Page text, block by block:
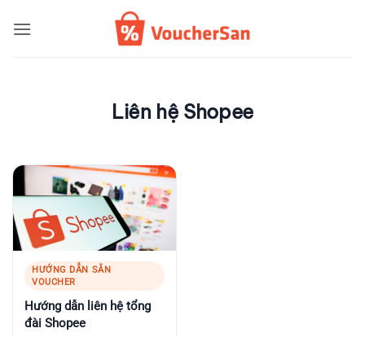
qua
Liên hệ Shopee
HƯỚNG DẪN SĂN
VOUCHER
Hướng dẫn liên hệ tổng
đài Shopee